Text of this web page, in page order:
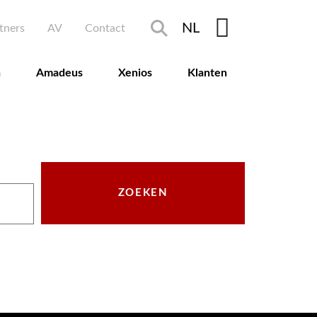
menu
AV Contact NL
Amadeus Xenios Klanten